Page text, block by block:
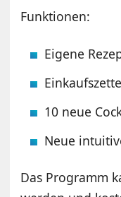
Funktionen:
Eigene
10 neue
Neue
Das Programm